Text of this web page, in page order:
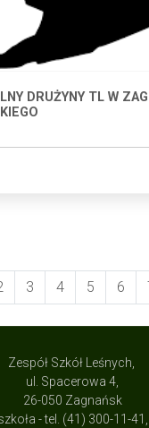
DRUŻYNY TL W
3 4 5 6
Zespół Szkół Leśnych,
ul. Spacerowa 4,
26-050 Zagnańsk
- tel. (41) 300-11-41,